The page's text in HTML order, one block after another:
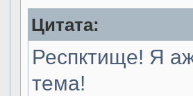
Цитата:
Респктище! Я
тема!